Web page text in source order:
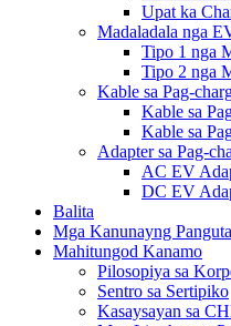
Upat ka
Madaladala nga
Tipo 1 nga
Tipo 2 nga
Kable sa Pag-
Kable sa
Kable sa
Adapter sa Pag-
AC EV
DC EV
Balita
Mga Kanunayng
Mahitungod Kanamo
Pilosopiya sa
Sentro sa Sertipiko
Kasaysayan sa